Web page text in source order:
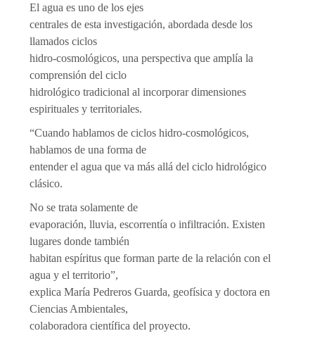
El agua es uno de los ejes
centrales de esta investigación, abordada desde los
llamados ciclos
hidro-cosmológicos, una perspectiva que amplía la
comprensión del ciclo
hidrológico tradicional al incorporar dimensiones
espirituales y territoriales.
“Cuando hablamos de ciclos hidro-cosmológicos,
hablamos de una forma de
entender el agua que va más allá del ciclo hidrológico
clásico.
No se trata solamente de
evaporación, lluvia, escorrentía o infiltración. Existen
lugares donde también
habitan espíritus que forman parte de la relación con el
agua y el territorio”,
explica María Pedreros Guarda, geofísica y doctora en
Ciencias Ambientales,
colaboradora científica del proyecto.